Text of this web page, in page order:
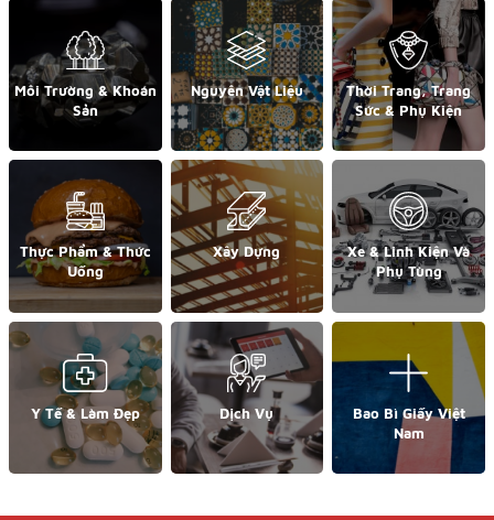
Môi Trường & Khoán
Sản
Nguyên Vật Liệu
Thời Trang, Trang
Sức & Phụ Kiện
Thực Phẩm & Thức
Uống
Xây Dựng
Xe & Linh Kiện Và
Phụ Tùng
Y Tế & Làm Đẹp Dịch Vụ
Bao Bì Giấy Việt
Nam